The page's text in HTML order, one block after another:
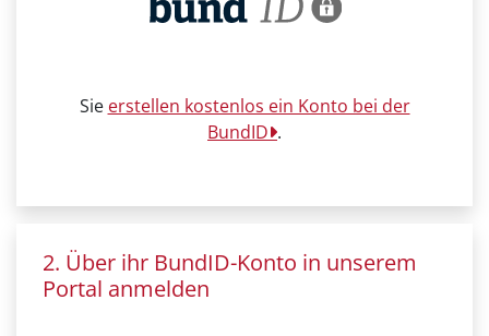
Sie erstellen kostenlos ein Konto bei der
BundID .
2. Über ihr BundID-Konto in unserem
Portal anmelden